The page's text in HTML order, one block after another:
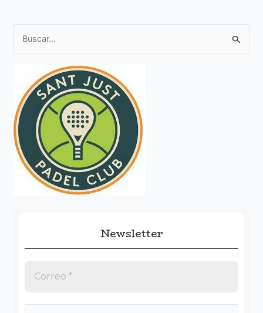
a
r
p
o
Newsletter